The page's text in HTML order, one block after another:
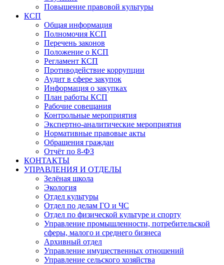
Повышение правовой культуры
КСП
Общая информация
Полномочия КСП
Перечень законов
Положение о КСП
Регламент КСП
Противодействие коррупции
Аудит в сфере закупок
Информация о закупках
План работы КСП
Рабочие совещания
Контрольные мероприятия
Экспертно-аналитические мероприятия
Нормативные правовые акты
Обращения граждан
Отчёт по 8-ФЗ
КОНТАКТЫ
УПРАВЛЕНИЯ И ОТДЕЛЫ
Зелёная школа
Экология
Отдел культуры
Отдел по делам ГО и ЧС
Отдел по физической культуре и спорту
Управление промышленности, потребительской
сферы, малого и среднего бизнеса
Архивный отдел
Управление имущественных отношений
Управление сельского хозяйства